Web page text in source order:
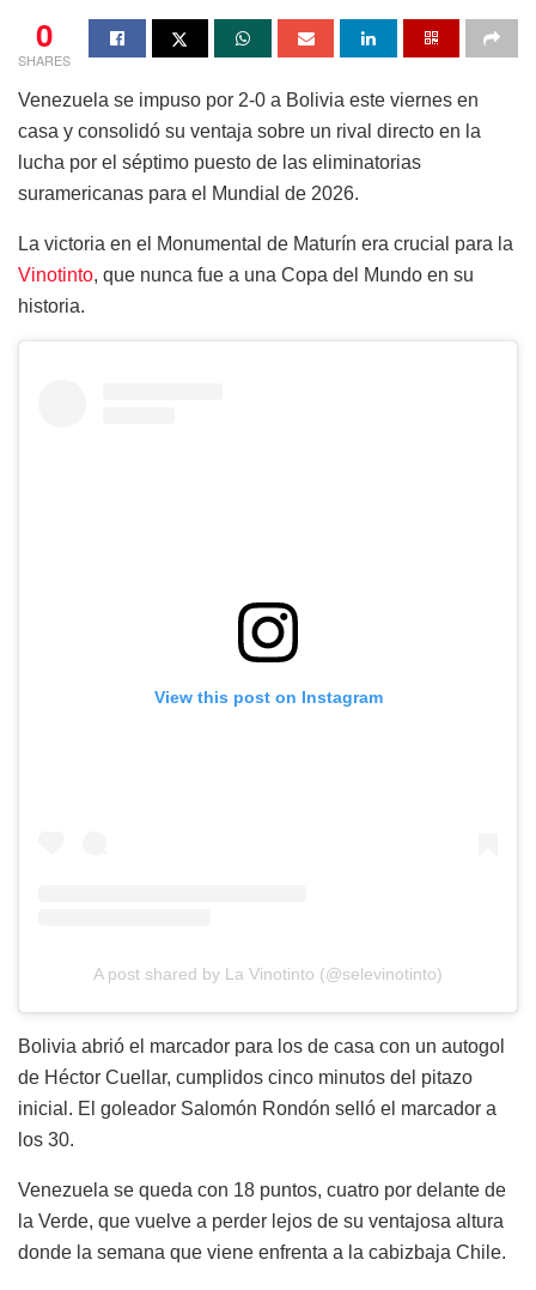
0
SHARES
Venezuela se impuso por 2-0 a Bolivia este viernes en
casa y consolidó su ventaja sobre un rival directo en la
lucha por el séptimo puesto de las eliminatorias
suramericanas para el Mundial de 2026.
La victoria en el Monumental de Maturín era crucial para la
Vinotinto, que nunca fue a una Copa del Mundo en su
historia.
View this post on Instagram
A post shared by La Vinotinto (@selevinotinto)
Bolivia abrió el marcador para los de casa con un autogol
de Héctor Cuellar, cumplidos cinco minutos del pitazo
inicial. El goleador Salomón Rondón selló el marcador a
los 30.
Venezuela se queda con 18 puntos, cuatro por delante de
la Verde, que vuelve a perder lejos de su ventajosa altura
donde la semana que viene enfrenta a la cabizbaja Chile.